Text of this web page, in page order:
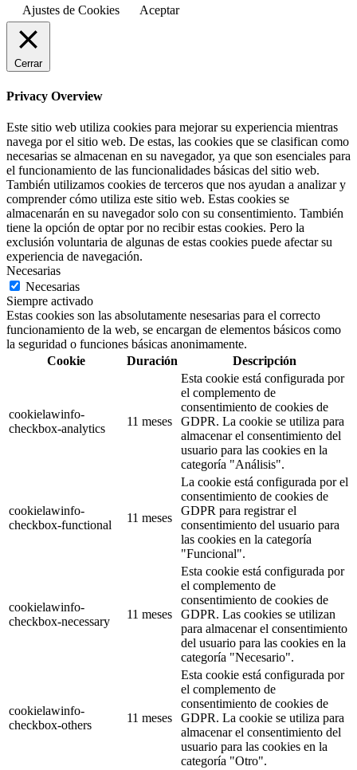
Ajustes de Cookies
Aceptar
Cerrar
Privacy Overview
Este sitio web utiliza cookies para mejorar su experiencia mientras
navega por el sitio web. De estas, las cookies que se clasifican como
necesarias se almacenan en su navegador, ya que son esenciales para
el funcionamiento de las funcionalidades básicas del sitio web.
También utilizamos cookies de terceros que nos ayudan a analizar y
comprender cómo utiliza este sitio web. Estas cookies se
almacenarán en su navegador solo con su consentimiento. También
tiene la opción de optar por no recibir estas cookies. Pero la
exclusión voluntaria de algunas de estas cookies puede afectar su
experiencia de navegación.
Necesarias
Necesarias
Siempre activado
Estas cookies son las absolutamente nesesarias para el correcto
funcionamiento de la web, se encargan de elementos básicos como
la seguridad o funciones básicas anonimamente.
Cookie
Duración Descripción
cookielawinfo-
checkbox-analytics
11 meses
Esta cookie está configurada por
el complemento de
consentimiento de cookies de
GDPR. La cookie se utiliza para
almacenar el consentimiento del
usuario para las cookies en la
categoría "Análisis".
cookielawinfo-
checkbox-functional
11 meses
La cookie está configurada por el
consentimiento de cookies de
GDPR para registrar el
consentimiento del usuario para
las cookies en la categoría
"Funcional".
cookielawinfo-
checkbox-necessary
11 meses
Esta cookie está configurada por
el complemento de
consentimiento de cookies de
GDPR. Las cookies se utilizan
para almacenar el consentimiento
del usuario para las cookies en la
categoría "Necesario".
cookielawinfo-
checkbox-others
11 meses
Esta cookie está configurada por
el complemento de
consentimiento de cookies de
GDPR. La cookie se utiliza para
almacenar el consentimiento del
usuario para las cookies en la
categoría "Otro".